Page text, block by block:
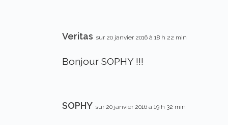
Veritas sur 20 janvier 2016 à 18 h 22 min
Bonjour SOPHY !!!
SOPHY sur 20 janvier 2016 à 19 h 32 min